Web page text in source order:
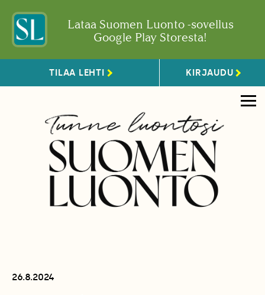
Lataa Suomen Luonto -sovellus
Google Play Storesta!
TILAA LEHTI KIRJAUDU
26.8.2024